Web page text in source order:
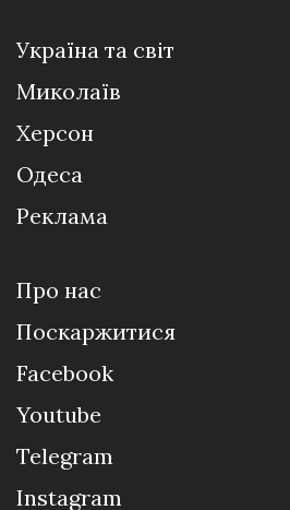
Україна та світ
Миколаїв
Херсон
Одеса
Реклама
Про нас
Поскаржитися
Facebook
Youtube
Telegram
Instagram